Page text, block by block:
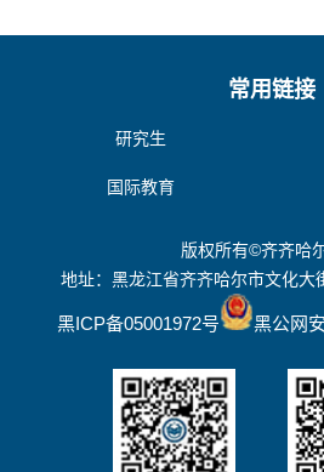
常用链接
研究生
国际教育
版权所有©齐齐哈
地址：黑龙江省齐齐哈尔市文化大
黑ICP备05001972号 黑公网